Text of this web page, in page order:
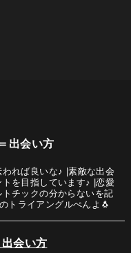
出会い方
れば良いな♪ |素敵な出会
を目指しています♪ |恋愛
チックの分からないを記
トライアングルぺんよ🐧
会い方